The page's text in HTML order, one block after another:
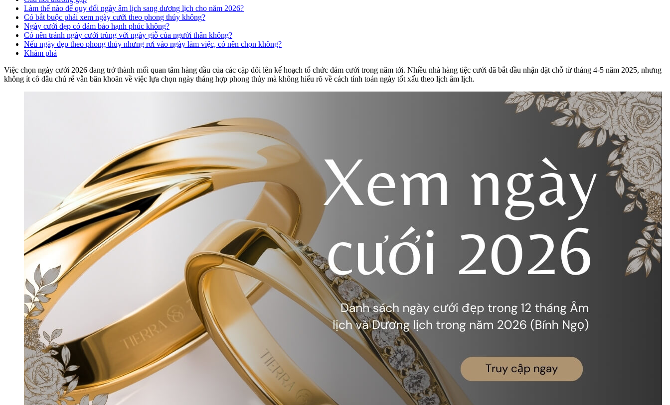
Làm thế nào để quy đổi ngày âm lịch sang dương lịch cho năm 2026?
Có bắt buộc phải xem ngày cưới theo phong thủy không?
Ngày cưới đẹp có đảm bảo hạnh phúc không?
Có nên tránh ngày cưới trùng với ngày giỗ của người thân không?
Nếu ngày đẹp theo phong thủy nhưng rơi vào ngày làm việc, có nên chọn không?
Khám phá
Việc chọn ngày cưới 2026 đang trở thành mối quan tâm hàng đầu của các cặp đôi lên kế hoạch tổ chức đám cưới trong năm tới. Nhiều nhà hàng tiệc cưới đã bắt đầu nhận đặt chỗ từ tháng 4-5 năm 2025, nhưng
không ít cô dâu chú rể vẫn băn khoăn về việc lựa chọn ngày tháng hợp phong thủy mà không hiểu rõ về cách tính toán ngày tốt xấu theo lịch âm lịch.